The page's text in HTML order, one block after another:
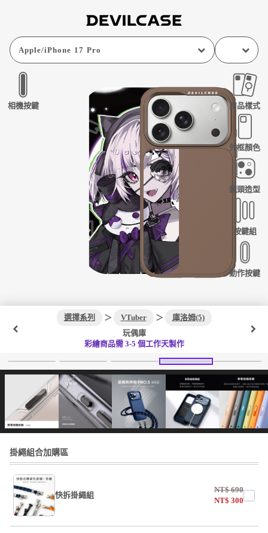
Apple/iPhone 17 Pro
相機按鍵 商品樣式
外框顏色
鏡頭造型
按鍵組
動作按鍵
選擇系列 ＞ VTuber ＞
庫洛姆(5)
玩偶庫
彩繪商品需 3-5 個工作天製作
掛繩組合加購區
快拆掛繩組
NT$690
NT$300
undefined / undefined